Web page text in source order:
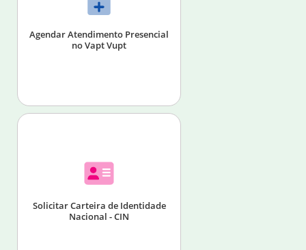
Agendar Atendimento Presencial
no Vapt Vupt
Solicitar Carteira de Identidade
Nacional - CIN